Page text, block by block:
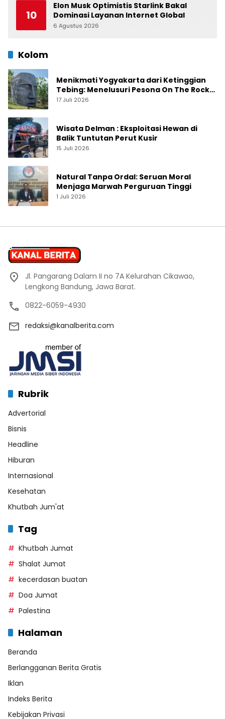
10
Elon Musk Optimistis Starlink Bakal
Dominasi Layanan Internet Global
6 Agustus 2026
Kolom
Menikmati Yogyakarta dari Ketinggian
Tebing: Menelusuri Pesona On The Rock
Jogja yang Sedang Naik Daun
17 Juli 2026
Wisata Delman : Eksploitasi Hewan di
Balik Tuntutan Perut Kusir
15 Juli 2026
Natural Tanpa Ordal: Seruan Moral
Menjaga Marwah Perguruan Tinggi
1 Juli 2026
Jl. Pangarang Dalam II no 7A Kelurahan Cikawao,
Lengkong Bandung, Jawa Barat.
0822-6059-4930
redaksi@kanalberita.com
Rubrik
Advertorial
Bisnis
Headline
Hiburan
Internasional
Kesehatan
Khutbah Jum'at
Tag
Khutbah Jumat
Shalat Jumat
kecerdasan buatan
Doa Jumat
Palestina
Halaman
Beranda
Berlangganan Berita Gratis
Iklan
Indeks Berita
Kebijakan Privasi